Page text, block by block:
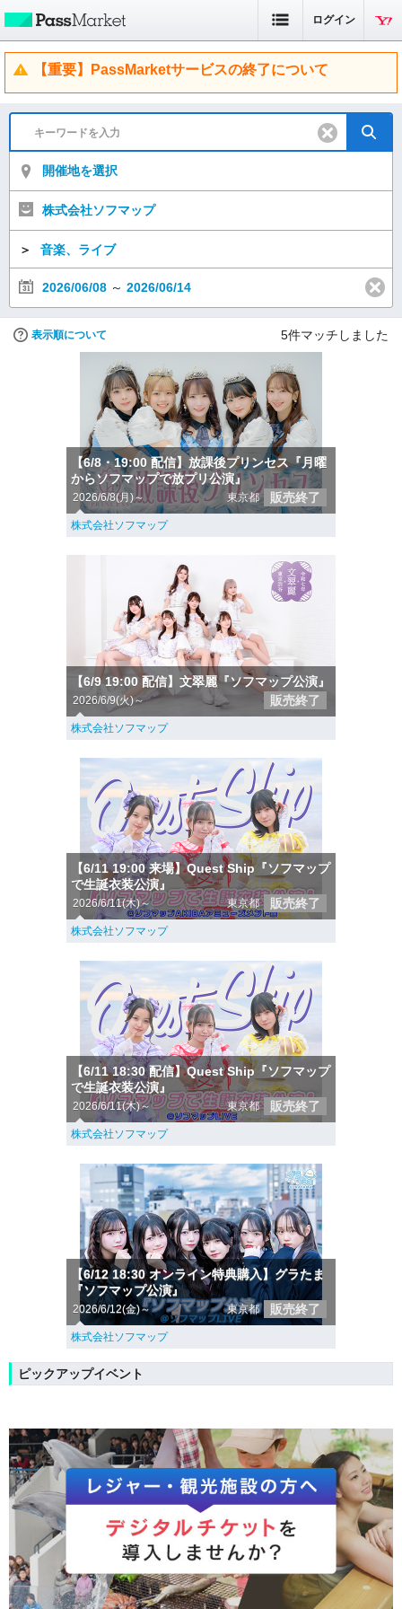
ログイン
【重要】PassMarketサービスの終了について
開催地を選択
株式会社ソフマップ
＞ 音楽、ライブ
2026/06/08 ～ 2026/06/14
表示順について 5件マッチしました
【6/8・19:00 配信】放課後プリンセス『月曜
からソフマップで放プリ公演』
2026/6/8(月)～ 東京都 販売終了
株式会社ソフマップ
【6/9 19:00 配信】文翠麗『ソフマップ公演』
2026/6/9(火)～ 販売終了
株式会社ソフマップ
【6/11 19:00 来場】Quest Ship『ソフマップ
で生誕衣装公演』
2026/6/11(木)～ 東京都 販売終了
株式会社ソフマップ
【6/11 18:30 配信】Quest Ship『ソフマップ
で生誕衣装公演』
2026/6/11(木)～ 東京都 販売終了
株式会社ソフマップ
【6/12 18:30 オンライン特典購入】グラたま
『ソフマップ公演』
2026/6/12(金)～ 東京都 販売終了
株式会社ソフマップ
ピックアップイベント